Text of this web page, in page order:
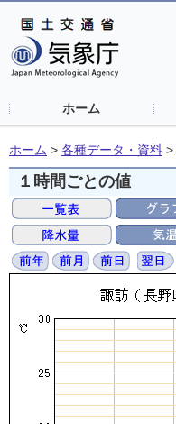
ホーム
ホーム > 各種データ・資料 >
１時間ごとの値